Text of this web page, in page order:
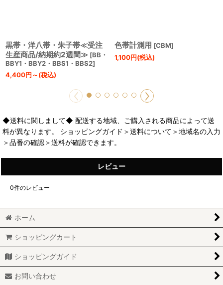
黒帯・洋八帯・朱子帯≪受注
生産商品/納期約2週間≫ [BB・
BBY1・BBY2・BBS1・BBS2]
4,400円～(税込)
色帯計測用 [CBM]
1,100円(税込)
◆送料に関しまして◆ 配送する地域、ご購入される商品によって送
料が異なります。 ショッピングガイド＞送料について＞地域名の入力
＞品番の確認＞送料が確認できます。
レビュー
0件のレビュー
ホーム
ショッピングカート
ショッピングガイド
お問い合わせ